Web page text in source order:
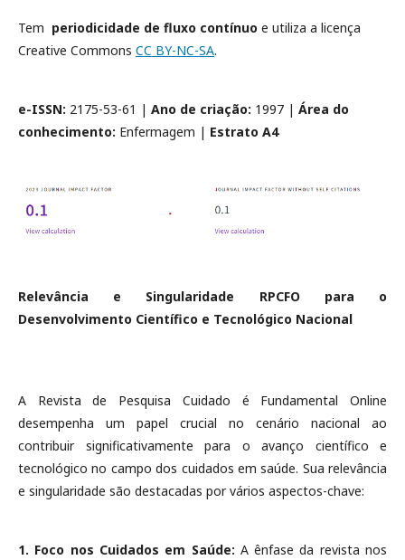
Tem periodicidade de fluxo contínuo e utiliza a licença
Creative Commons CC BY-NC-SA.
e-ISSN: 2175-53-61 | Ano de criação: 1997 | Área do
conhecimento: Enfermagem | Estrato A4
Relevância e Singularidade RPCFO para o
Desenvolvimento Científico e Tecnológico Nacional
A Revista de Pesquisa Cuidado é Fundamental Online
desempenha um papel crucial no cenário nacional ao
contribuir significativamente para o avanço científico e
tecnológico no campo dos cuidados em saúde. Sua relevância
e singularidade são destacadas por vários aspectos-chave:
1. Foco nos Cuidados em Saúde: A ênfase da revista nos